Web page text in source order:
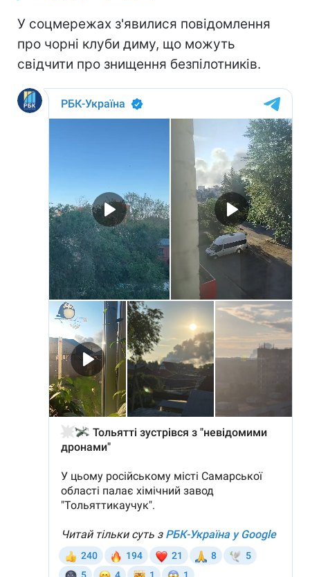
У соцмережах з'явилися повідомлення
про чорні клуби диму, що можуть
свідчити про знищення безпілотників.